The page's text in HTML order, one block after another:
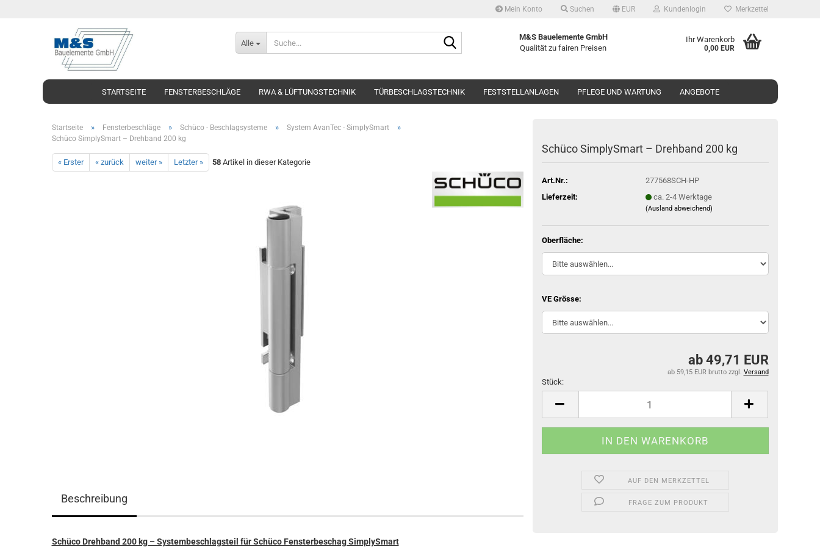
Mein Konto Suchen EUR Kundenlogin Merkzettel
Alle
M&S Bauelemente GmbH
Qualität zu fairen Preisen
Ihr Warenkorb
0,00 EUR
STARTSEITE FENSTERBESCHLÄGE RWA & LÜFTUNGSTECHNIK TÜRBESCHLAGSTECHNIK FESTSTELLANLAGEN PFLEGE UND WARTUNG ANGEBOTE
Startseite » Fensterbeschläge » Schüco - Beschlagsysteme » System AvanTec - SimplySmart »
Schüco SimplySmart – Drehband 200 kg
« Erster « zurück weiter » Letzter » 58Artikel in dieser Kategorie
Schü­co Sim­plyS­mart – Dreh­band 200 kg
Art.Nr.:
277568SCH-HP
Lieferzeit:
ca. 2-4 Werktage
(Ausland abweichend)
Oberfläche:
VE Grösse:
ab 49,71 EUR
ab 59,15 EUR bruttozzgl. Versand
Stück:
Stück
AUF DEN MERKZETTEL
FRAGE ZUM PRODUKT
Beschreibung
Schüco Drehband 200 kg – Systembeschlagsteil für Schüco Fensterbeschag SimplySmart